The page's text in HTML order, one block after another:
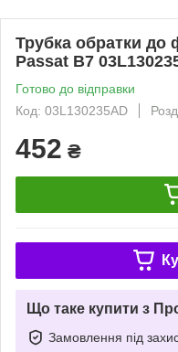
Трубка обратки до
Passat B7
Готово до відправки
Код: 03L130235AD
452 ₴
Що таке купити з
Замовлення під